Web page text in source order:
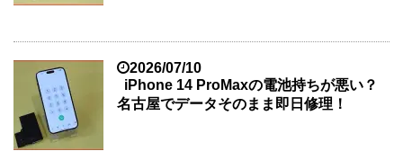
2026/07/10
iPhone 14 ProMaxの電池持ちが悪い？
名古屋でデータそのまま即日修理！